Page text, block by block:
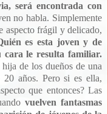
será encontrada con
no habla. Simplemente
aspecto frágil y delicado,
es esta joven y de
cara le resulta familiar.
de los dueños de una
20 años. Pero si es ella,
que entonces? Las
vuelven fantasmas